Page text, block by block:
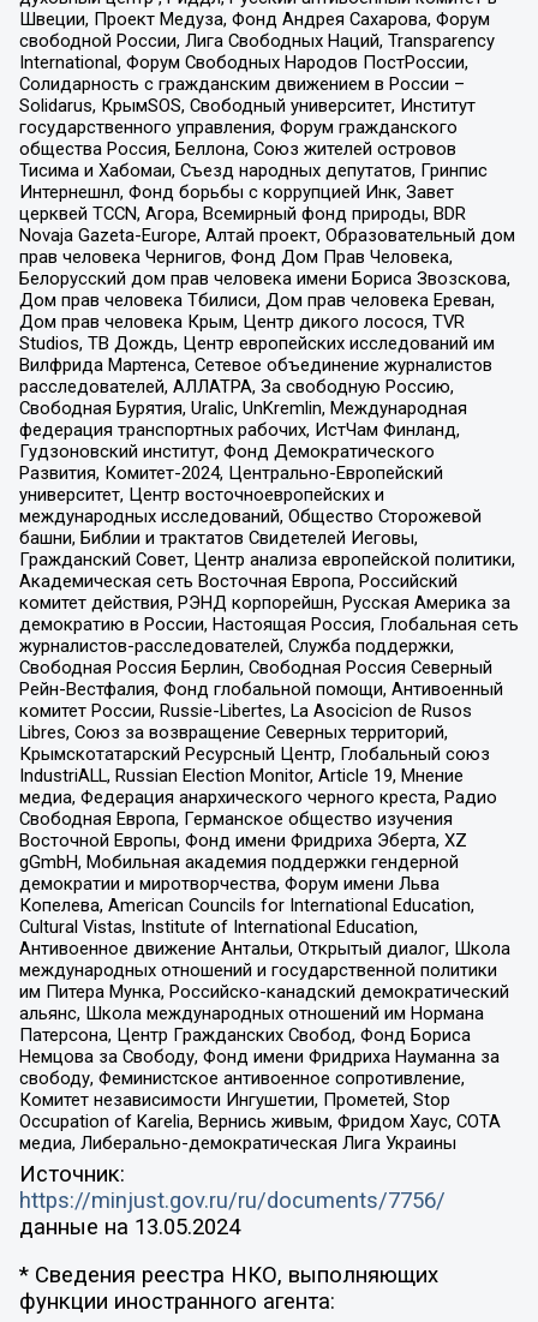
Швеции, Проект Медуза, Фонд Андрея Сахарова, Форум
свободной России, Лига Свободных Наций, Transparеncy
International, Форум Свободных Народов ПостРоссии,
Солидарность с гражданским движением в России –
Solidarus, КрымSOS, Свободный университет, Институт
государственного управления, Форум гражданского
общества Россия, Беллона, Союз жителей островов
Тисима и Хабомаи, Съезд народных депутатов, Гринпис
Интернешнл, Фонд борьбы с коррупцией Инк, Завет
церквей TCCN, Агора, Всемирный фонд природы, BDR
Novaja Gazeta-Europe, Алтай проект, Образовательный дом
прав человека Чернигов, Фонд Дом Прав Человека,
Белорусский дом прав человека имени Бориса Звозскова,
Дом прав человека Тбилиси, Дом прав человека Ереван,
Дом прав человека Крым, Центр дикого лосося, TVR
Studios, ТВ Дождь, Центр европейских исследований им
Вилфрида Мартенса, Сетевое объединение журналистов
расследователей, АЛЛАТРА, За свободную Россию,
Свободная Бурятия, Uralic, UnKremlin, Международная
федерация транспортных рабочих, ИстЧам Финланд,
Гудзоновский институт, Фонд Демократического
Развития, Комитет-2024, Центрально-Европейский
университет, Центр восточноевропейских и
международных исследований, Общество Сторожевой
башни, Библии и трактатов Свидетелей Иеговы,
Гражданский Совет, Центр анализа европейской политики,
Академическая сеть Восточная Европа, Российский
комитет действия, РЭНД корпорейшн, Русская Америка за
демократию в России, Настоящая Россия, Глобальная сеть
журналистов-расследователей, Служба поддержки,
Свободная Россия Берлин, Свободная Россия Северный
Рейн-Вестфалия, Фонд глобальной помощи, Антивоенный
комитет России, Russie-Libertes, La Asocicion de Rusos
Libres, Союз за возвращение Северных территорий,
Крымскотатарский Ресурсный Центр, Глобальный союз
IndustriALL, Russian Election Monitor, Article 19, Мнение
медиа, Федерация анархического черного креста, Радио
Свободная Европа, Германское общество изучения
Восточной Европы, Фонд имени Фридриха Эберта, XZ
gGmbH, Мобильная академия поддержки гендерной
демократии и миротворчества, Форум имени Льва
Копелева, American Councils for International Education,
Cultural Vistas, Institute of International Education,
Антивоенное движение Антальи, Открытый диалог, Школа
международных отношений и государственной политики
им Питера Мунка, Российско-канадский демократический
альянс, Школа международных отношений им Нормана
Патерсона, Центр Гражданских Свобод, Фонд Бориса
Немцова за Свободу, Фонд имени Фридриха Науманна за
свободу, Феминистское антивоенное сопротивление,
Комитет независимости Ингушетии, Прометей, Stop
Occupation of Karelia, Вернись живым, Фридом Хаус, СОТА
медиа, Либерально-демократическая Лига Украины
Источник:
https://minjust.gov.ru/ru/documents/7756/
данные на 13.05.2024
* Сведения реестра НКО, выполняющих
функции иностранного агента: